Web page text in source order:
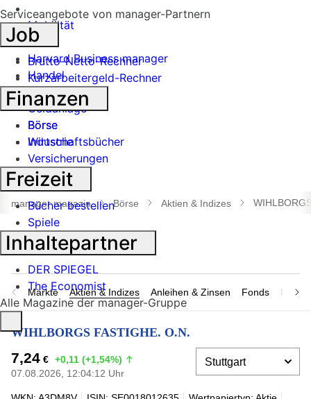
Mobilität
Tech
Harvard Business manager
Handel
Banken
Geldanlage
Börse
Industrie
Suche
öffnen
manager magazin Börse Aktien & Indizes
Märkte Aktien & Indizes Anleihen & Zinsen Fonds
WIHLBORGS FASTIGHE. O.N.
7,24 € +0,11 (+1,54%)
07.08.2026, 12:04:12 Uhr
Serviceangebote von manager-Partnern
Job
Brutto-Netto-Rechner
Kurzarbeitergeld-Rechner
Finanzen
Börse
Wirtschaftsbücher
Versicherungen
Freizeit
Bücher bestellen
Spiele
Inhaltepartner
DER SPIEGEL
The Economist
Alle Magazine der manager-Gruppe